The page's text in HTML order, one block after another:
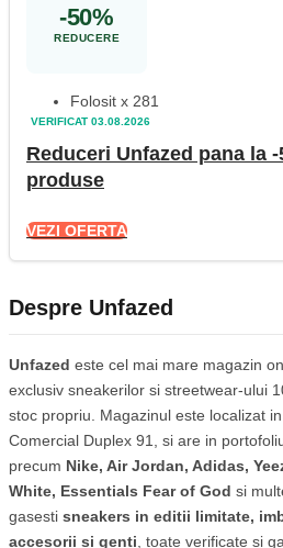
-50%
REDUCERE
VERIFICAT 03.08.2026
Folosit x 281
Reduceri Unfazed pana la
produse
VEZI OFERTA
Despre Unfazed
Unfazed este cel mai mare magazin
exclusiv sneakerilor si streetwear-ului
stoc propriu. Magazinul este localizat
Comercial Duplex 91, si are in
precum Nike, Air Jordan, Adidas,
White, Essentials Fear of God si
gasesti sneakers in editii limitate,
accesorii si genti, toate verificate si